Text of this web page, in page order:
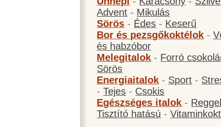
Advent - Mikulás
Sörös - Édes - Keserű
Bor és pezsgőkoktélok -
és habzóbor
Melegitalok - Forró
Sörös
Energiaitalok - Sport -
-Tejes - Csokis
Egészséges italok -
Tisztító hatású -